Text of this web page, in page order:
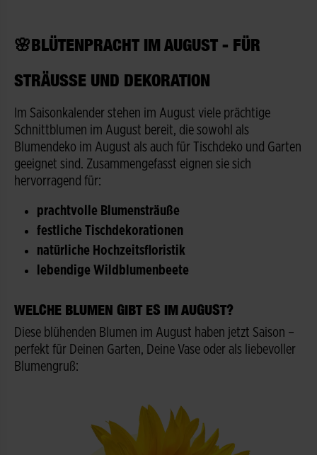
🌸BLÜTENPRACHT IM AUGUST - FÜR
STRÄUSSE UND DEKORATION
Im Saisonkalender stehen im August viele prächtige
Schnittblumen im August bereit, die sowohl als
Blumendeko im August als auch für Tischdeko und Garten
geeignet sind. Zusammengefasst eignen sie sich
hervorragend für:
prachtvolle Blumensträuße
festliche Tischdekorationen
natürliche Hochzeitsfloristik
lebendige Wildblumenbeete
WELCHE BLUMEN GIBT ES IM AUGUST?
Diese blühenden Blumen im August haben jetzt Saison –
perfekt für Deinen Garten, Deine Vase oder als liebevoller
Blumengruß: